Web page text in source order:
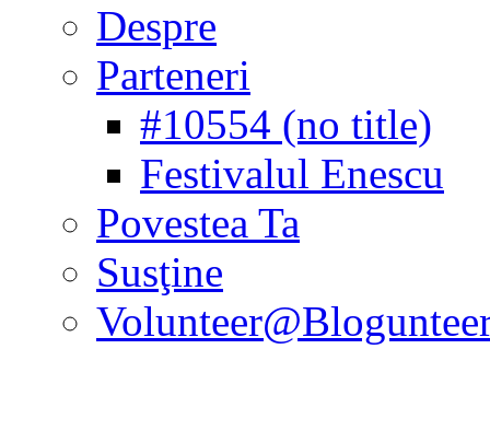
Despre
Parteneri
#10554 (no title)
Festivalul Enescu
Povestea Ta
Susţine